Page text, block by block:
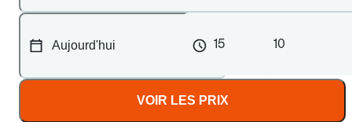
15 10
VOIR LES PRIX